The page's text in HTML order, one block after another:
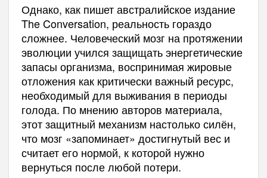
Однако, как пишет австралийское издание
The Conversation, реальность гораздо
сложнее. Человеческий мозг на протяжении
эволюции учился защищать энергетические
запасы организма, воспринимая жировые
отложения как критически важный ресурс,
необходимый для выживания в периоды
голода. По мнению авторов материала,
этот защитный механизм настолько силён,
что мозг «запоминает» достигнутый вес и
считает его нормой, к которой нужно
вернуться после любой потери.